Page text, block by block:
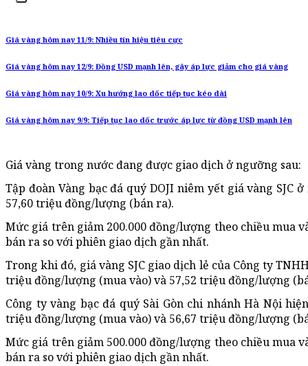
Giá vàng hôm nay 11/9: Nhiều tín hiệu tiêu cực
Giá vàng hôm nay 12/9: Đồng USD mạnh lên, gây áp lực giảm cho giá vàng
Giá vàng hôm nay 10/9: Xu hướng lao dốc tiếp tục kéo dài
Giá vàng hôm nay 9/9: Tiếp tục lao dốc trước áp lực từ đồng USD mạnh lên
Giá vàng trong nước đang được giao dịch ở ngưỡng sau:
Tập đoàn Vàng bạc đá quý DOJI niêm yết giá vàng SJC
57,60 triệu đồng/lượng (bán ra).
Mức giá trên giảm 200.000 đồng/lượng theo chiều mua
bán ra so với phiên giao dịch gần nhất.
Trong khi đó, giá vàng SJC giao dịch lẻ của Công ty
triệu đồng/lượng (mua vào) và 57,52 triệu đồng/lượng
Công ty vàng bạc đá quý Sài Gòn chi nhánh Hà Nội
triệu đồng/lượng (mua vào) và 56,67 triệu đồng/lượng
Mức giá trên giảm 500.000 đồng/lượng theo chiều mua
bán ra so với phiên giao dịch gần nhất.